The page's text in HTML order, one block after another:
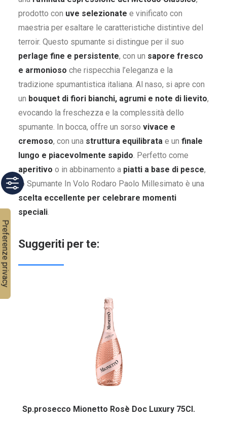
prodotto con uve selezionate e vinificato con
maestria per esaltare le caratteristiche distintive del
terroir. Questo spumante si distingue per il suo
perlage fine e persistente, con un sapore fresco
e armonioso che rispecchia l’eleganza e la
tradizione spumantistica italiana. Al naso, si apre con
un bouquet di fiori bianchi, agrumi e note di lievito,
evocando la freschezza e la complessità dello
spumante. In bocca, offre un sorso vivace e
cremoso, con una struttura equilibrata e un finale
lungo e piacevolmente sapido. Perfetto come
aperitivo o in abbinamento a piatti a base di pesce,
lo Spumante In Volo Rodaro Paolo Millesimato è una
scelta eccellente per celebrare momenti
speciali.
Suggeriti per te:
Sp.prosecco Mionetto Rosè Doc Luxury 75Cl.